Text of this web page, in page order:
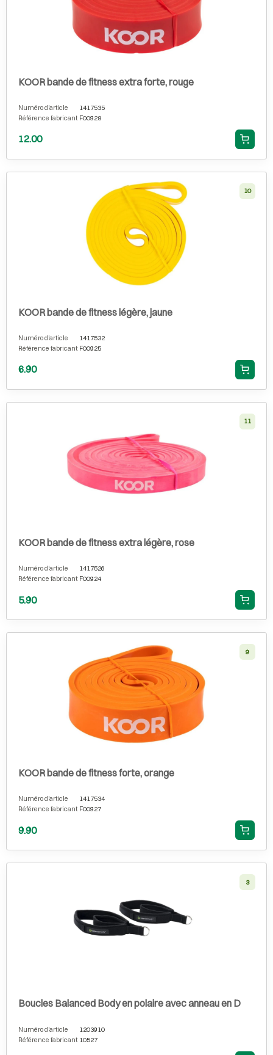
KOOR bande de fitness extra forte, rouge
Numéro d'article
1417535
Référence fabricant F00928
12.00
10
KOOR bande de fitness légère, jaune
Numéro d'article
1417532
Référence fabricant F00925
6.90
11
KOOR bande de fitness extra légère, rose
Numéro d'article
1417526
Référence fabricant F00924
5.90
9
KOOR bande de fitness forte, orange
Numéro d'article
1417534
Référence fabricant F00927
9.90
3
Boucles Balanced Body en polaire avec anneau en D
Numéro d'article
1203910
Référence fabricant 10527